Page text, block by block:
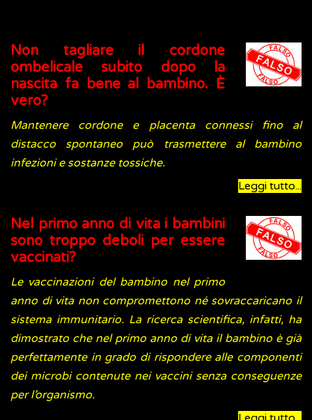
Non tagliare il cordone
ombelicale subito dopo la
nascita fa bene al bambino. È
vero?
Mantenere cordone e placenta connessi fino al
distacco spontaneo può trasmettere al bambino
infezioni e sostanze tossiche.
Leggi tutto...
Nel primo anno di vita i bambini
sono troppo deboli per essere
vaccinati?
Le vaccinazioni del bambino nel primo
anno di vita non compromettono né sovraccaricano il
sistema immunitario. La ricerca scientifica, infatti, ha
dimostrato che nel primo anno di vita il bambino è già
perfettamente in grado di rispondere alle componenti
dei microbi contenute nei vaccini senza conseguenze
per l’organismo.